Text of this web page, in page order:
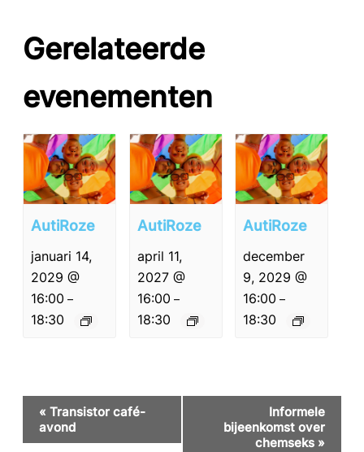
Gerelateerde
evenementen
AutiRoze
januari 14,
2029 @
16:00 –
18:30
AutiRoze
april 11,
2027 @
16:00 –
18:30
AutiRoze
december
9, 2029 @
16:00 –
18:30
Evenement
Navigatie
« Transistor café-
avond
Informele
bijeenkomst over
chemseks »